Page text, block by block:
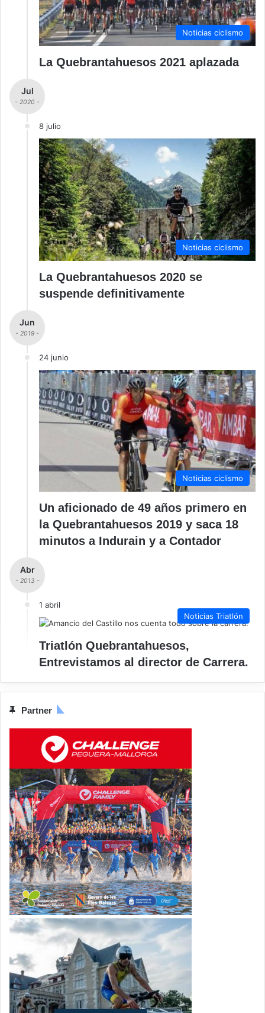
Noticias ciclismo
La Quebrantahuesos 2021 aplazada
Jul
- 2020 -
8 julio
Noticias ciclismo
La Quebrantahuesos 2020 se
suspende definitivamente
Jun
- 2019 -
24 junio
Noticias ciclismo
Un aficionado de 49 años primero en
la Quebrantahuesos 2019 y saca 18
minutos a Indurain y a Contador
Abr
- 2013 -
1 abril
Noticias Triatlón
Triatlón Quebrantahuesos,
Entrevistamos al director de Carrera.
Partner